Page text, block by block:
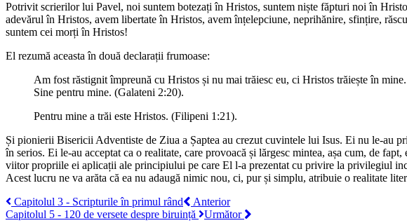
Potrivit scrierilor lui Pavel, noi suntem botezați în Hristos, suntem niște făpturi noi în
adevărul în Hristos, avem libertate în Hristos, avem înțelepciune, neprihănire, sfințire,
suntem cei morți în Hristos!
El rezumă aceasta în două declarații frumoase:
Am fost răstignit împreună cu Hristos și nu mai trăiesc eu, ci Hristos trăiește în
Sine pentru mine. (Galateni 2:20).
Pentru mine a trăi este Hristos. (Filipeni 1:21).
Și pionierii Bisericii Adventiste de Ziua a Șaptea au crezut cuvintele lui Isus. Ei nu le-au
în serios. Ei le-au acceptat ca o realitate, care provoacă și lărgesc mintea, așa cum, de
viitor propriile ei aplicații ale principiului pe care El l-a prezentat cu privire la privilegiul
Acest lucru ne va arăta că ea nu adaugă nimic nou, ci, pur și simplu, atribuie o realitate
Capitolul 3 - Scripturile în primul rând
Anterior
Capitolul 5 - 120 de versete despre biruință
Următor